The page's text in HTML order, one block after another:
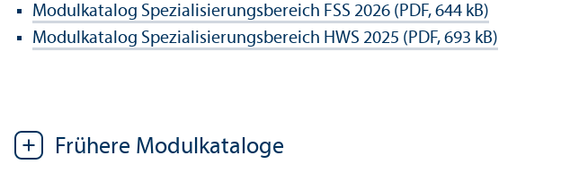
Modulkatalog Spezialisierungs­bereich FSS 2026 (PDF, 644 kB)
Modulkatalog Spezialisierungs­bereich HWS 2025 (PDF, 693 kB)
Frühere Modulkataloge